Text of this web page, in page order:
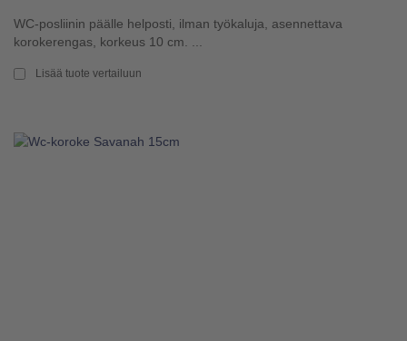
WC-posliinin päälle helposti, ilman työkaluja, asennettava
korokerengas, korkeus 10 cm. ...
Lisää tuote vertailuun